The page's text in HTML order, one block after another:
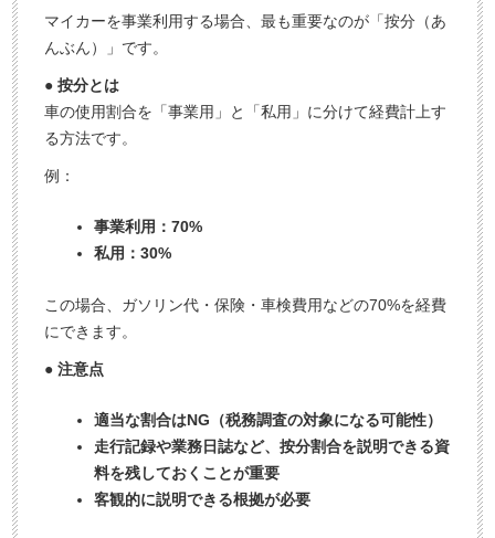
マイカーを事業利用する場合、最も重要なのが「按分（あ
んぶん）」です。
● 按分とは
車の使用割合を「事業用」と「私用」に分けて経費計上す
る方法です。
例：
事業利用：70%
私用：30%
この場合、ガソリン代・保険・車検費用などの70%を経費
にできます。
● 注意点
適当な割合はNG（税務調査の対象になる可能性）
走行記録や業務日誌など、按分割合を説明できる資
料を残しておくことが重要
客観的に説明できる根拠が必要